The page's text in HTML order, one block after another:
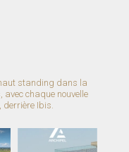
standing dans la
avec chaque nouvelle
Ibis.